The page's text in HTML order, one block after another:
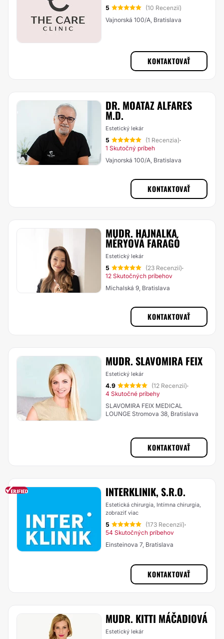
5
(10 Recenzií)
Vajnorská 100/A, Bratislava
KONTAKTOVAŤ
DR. MOATAZ ALFARES
M.D.
Estetický lekár
5 (1 Recenzia)·
1 Skutočný príbeh
Vajnorská 100/A, Bratislava
KONTAKTOVAŤ
MUDR. HAJNALKA
MÉRYOVÁ FARAGÓ
Estetický lekár
5 (23 Recenzií)·
12 Skutočných príbehov
Michalská 9, Bratislava
KONTAKTOVAŤ
MUDR. SLAVOMIRA FEIX
Estetický lekár
4.9 (12 Recenzií)·
4 Skutočné príbehy
SLAVOMIRA FEIX MEDICAL
LOUNGE Stromova 38, Bratislava
KONTAKTOVAŤ
INTERKLINIK, S.R.O.
Estetická chirurgia, Intímna chirurgia,
zobraziť viac
5 (173 Recenzií)·
54 Skutočných príbehov
Einsteinova 7, Bratislava
KONTAKTOVAŤ
MUDR. KITTI MÁČADIOVÁ
Estetický lekár